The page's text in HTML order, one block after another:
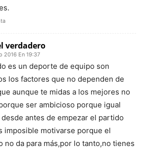
verdadero
2016 En 19:37
es un deporte de equipo son
los factores que no dependen de
aunque te midas a los mejores no
ser ambicioso porque igual
desde antes de empezar el partido
imposible motivarse porque el
no da para más,por lo tanto,no tienes